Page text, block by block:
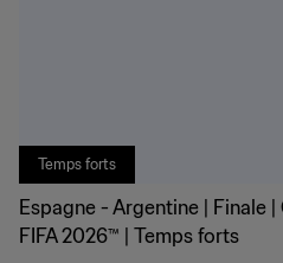
Temps forts
Espagne - Argentine | Finale
FIFA 2026™ | Temps forts